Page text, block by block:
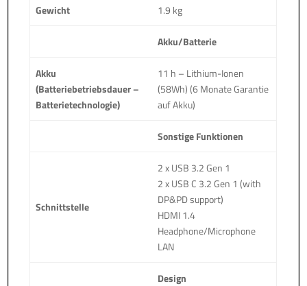
Gewicht 1.9 kg
Akku/Batterie
Akku
(Batteriebetriebsdauer –
Batterietechnologie)
11 h – Lithium-Ionen
(58Wh) (6 Monate Garantie
auf Akku)
Sonstige Funktionen
Schnittstelle
2 x USB 3.2 Gen 1
2 x USB C 3.2 Gen 1 (with
DP&PD support)
HDMI 1.4
Headphone/Microphone
LAN
Design